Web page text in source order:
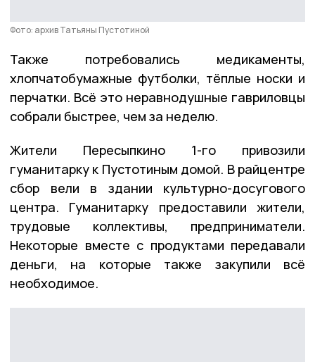
Фото: архив Татьяны Пустотиной
Также потребовались медикаменты,
хлопчатобумажные футболки, тёплые носки и
перчатки. Всё это неравнодушные гавриловцы
собрали быстрее, чем за неделю.
Жители Пересыпкино 1-го привозили
гуманитарку к Пустотиным домой. В райцентре
сбор вели в здании культурно-досугового
центра. Гуманитарку предоставили жители,
трудовые коллективы, предприниматели.
Некоторые вместе с продуктами передавали
деньги, на которые также закупили всё
необходимое.